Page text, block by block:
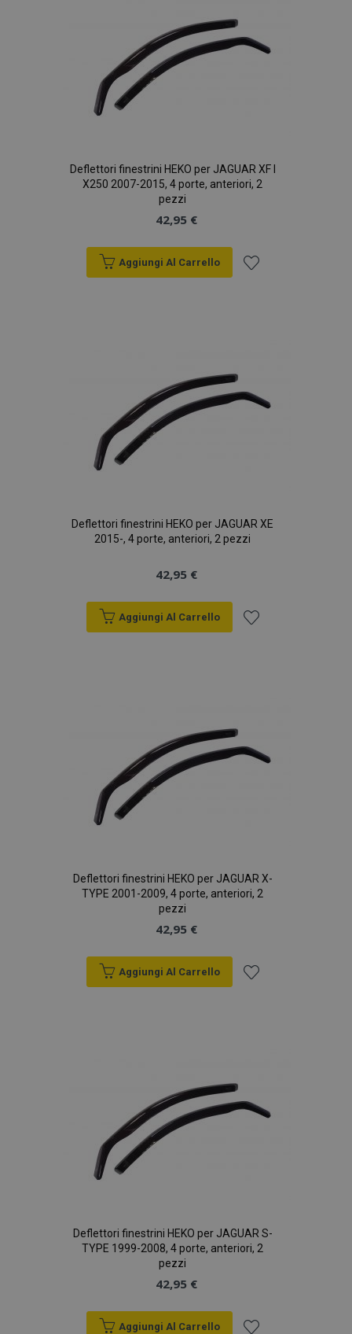
desideri
Deflettori finestrini HEKO per JAGUAR XF I
X250 2007-2015, 4 porte, anteriori, 2
pezzi
42,95 €
Aggiungi Al Carrello
desideri
Deflettori finestrini HEKO per JAGUAR XE
2015-, 4 porte, anteriori, 2 pezzi
42,95 €
Aggiungi Al Carrello
desideri
Deflettori finestrini HEKO per JAGUAR X-
TYPE 2001-2009, 4 porte, anteriori, 2
pezzi
42,95 €
Aggiungi Al Carrello
desideri
Deflettori finestrini HEKO per JAGUAR S-
TYPE 1999-2008, 4 porte, anteriori, 2
pezzi
42,95 €
Aggiungi Al Carrello